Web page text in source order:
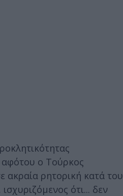
αφότου ο Τούρκος
ρητορική κατά του
ότι... δεν